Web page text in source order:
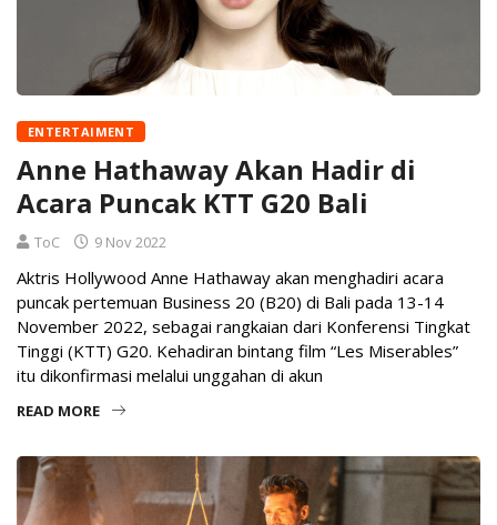
ENTERTAIMENT
Anne Hathaway Akan Hadir di
Acara Puncak KTT G20 Bali
ToC 9 Nov 2022
Aktris Hollywood Anne Hathaway akan menghadiri acara
puncak pertemuan Business 20 (B20) di Bali pada 13-14
November 2022, sebagai rangkaian dari Konferensi Tingkat
Tinggi (KTT) G20. Kehadiran bintang film “Les Miserables”
itu dikonfirmasi melalui unggahan di akun
READ MORE